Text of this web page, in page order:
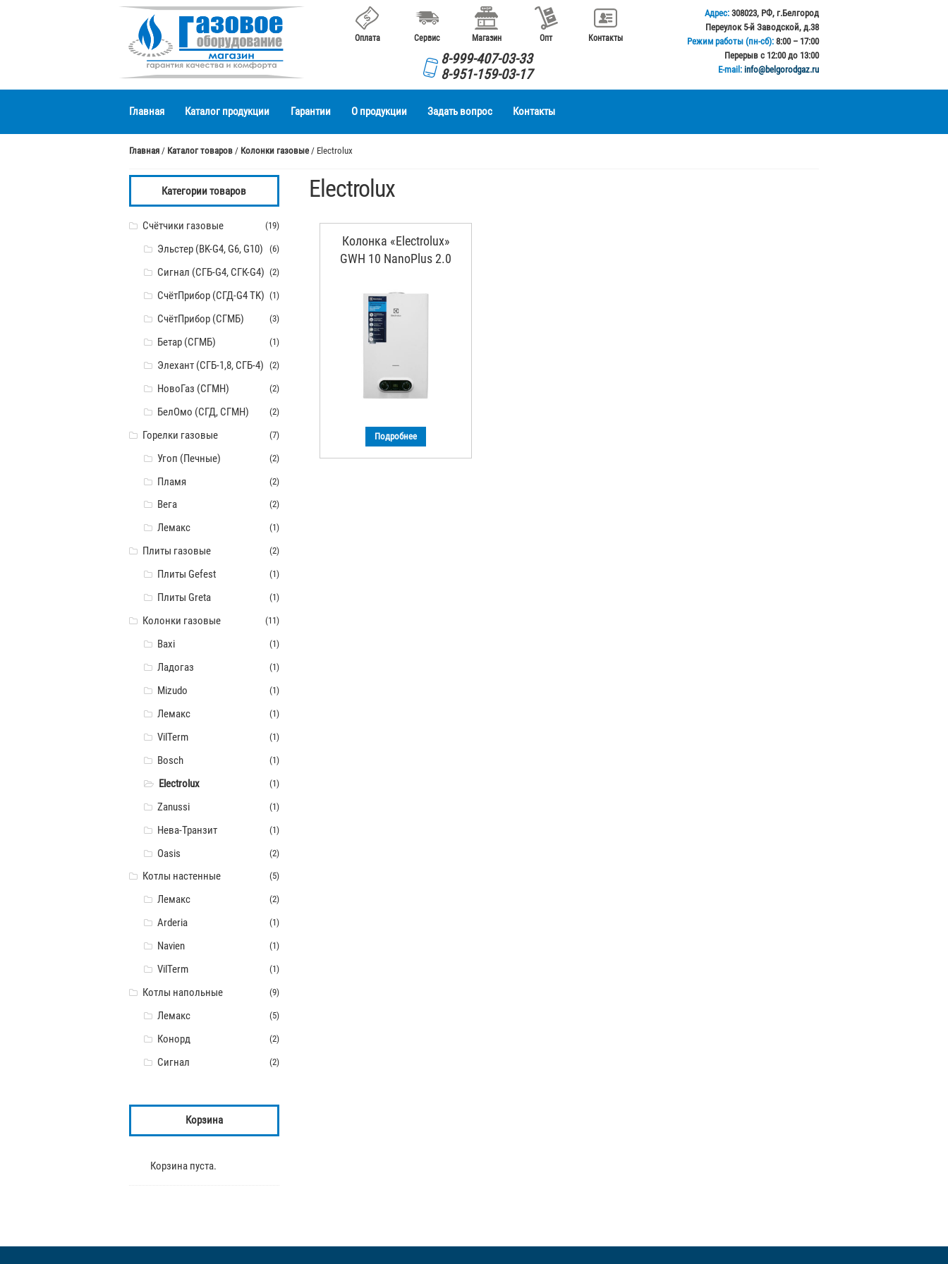
Перейти
навигации
Перейти
содержимому
Оплата Сервис Магазин Опт Контакты
8-999-407-03-33
8-951-159-03-17
Адрес: 308023, РФ, г.Белгород
Переулок 5-й Заводской, д.38
Режим работы (пн-сб): 8:00 – 17:00
Перерыв с 12:00 до 13:00
E-mail: info@belgorodgaz.ru
Главная Каталог продукции Гарантии О продукции Задать вопрос Контакты
Главная / Каталог товаров / Колонки газовые / Electrolux
Electrolux
Колонка «Electrolux»
GWH 10 NanoPlus 2.0
Подробнее
Категории товаров
Счётчики газовые (19)
Эльстер (BK-G4, G6, G10) (6)
Сигнал (СГБ-G4, СГК-G4) (2)
СчётПрибор (СГД-G4 TK) (1)
СчётПрибор (СГМБ) (3)
Бетар (СГМБ) (1)
Элехант (СГБ-1,8, СГБ-4) (2)
НовоГаз (СГМН) (2)
БелОмо (СГД, СГМН) (2)
Горелки газовые (7)
Угоп (Печные) (2)
Пламя (2)
Вега (2)
Лемакс (1)
Плиты газовые (2)
Плиты Gefest (1)
Плиты Greta (1)
Колонки газовые (11)
Baxi (1)
Ладогаз (1)
Mizudo (1)
Лемакс (1)
VilTerm (1)
Bosch (1)
Electrolux (1)
Zanussi (1)
Нева-Транзит (1)
Oasis (2)
Котлы настенные (5)
Лемакс (2)
Arderia (1)
Navien (1)
VilTerm (1)
Котлы напольные (9)
Лемакс (5)
Конорд (2)
Сигнал (2)
Корзина
Корзина пуста.